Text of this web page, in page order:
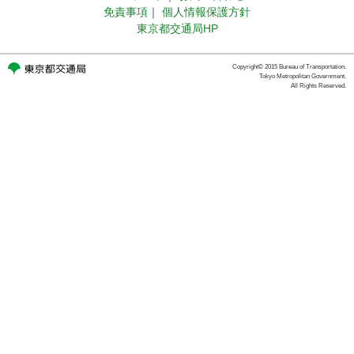
免責事項 ｜
個人情報保護方針
東京都交通局HP
Copyright© 2015 Bureau of Transportation.
Tokyo Metropolitan Government.
All Rights Reserved.